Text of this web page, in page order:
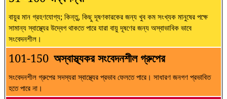
বায়ুর মান গ্রহণযোগ্য; কিন্তু, কিছু দূষণকারকের জন্য খুব কম সংখ্যক মানুষের পক্ষে
সামান্য স্বাস্থ্যের উদ্বেগ থাকতে পারে যারা বায়ু দূষণের জন্য অস্বাভাবিক ভাবে
সংবেদনশীল।
101-150 অস্বাস্থ্যকর সংবেদনশীল গ্রুপের
সংবেদনশীল গ্রুপের সদস্যরা স্বাস্থ্যের প্রভাব ফেলতে পারে। সাধারণ জনগণ প্রভাবিত
হতে পারে না।